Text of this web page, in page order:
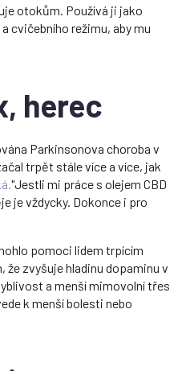
otokům. Používá ji jako
cvičebního režimu, aby mu
herec
Parkinsonova choroba v
trpět stále více a více, jak
"Jestli mi práce s olejem CBD
je vždycky. Dokonce i pro
pomoci lidem trpícím
zvyšuje hladinu dopaminu v
a menší mimovolní třes
k menší bolesti nebo